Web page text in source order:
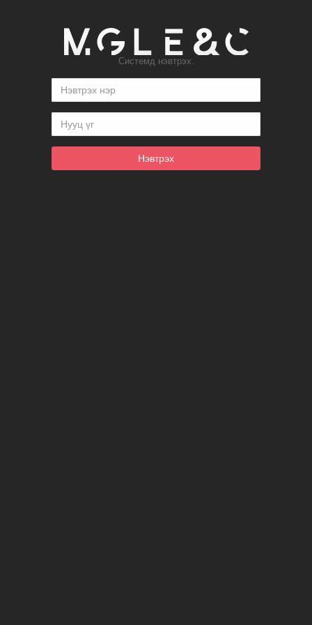
Системд нэвтрэх.
Нэвтрэх